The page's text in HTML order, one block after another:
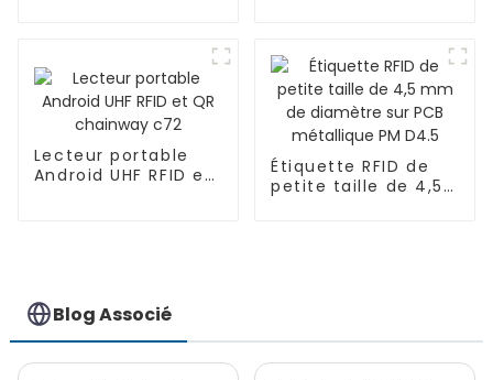
Lecteur portable
Android UHF RFID et
Étiquette RFID de
petite taille de 4,5
Blog Associé